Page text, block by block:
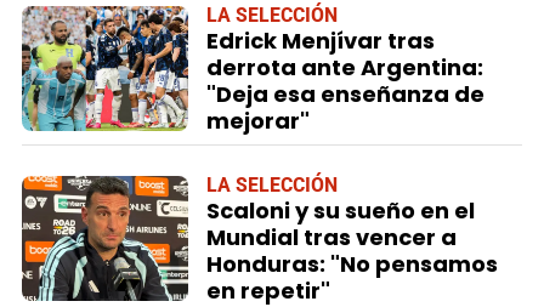
LA SELECCIÓN
Edrick Menjívar tras
derrota ante Argentina:
"Deja esa enseñanza de
mejorar"
LA SELECCIÓN
Scaloni y su sueño en el
Mundial tras vencer a
Honduras: "No pensamos
en repetir"